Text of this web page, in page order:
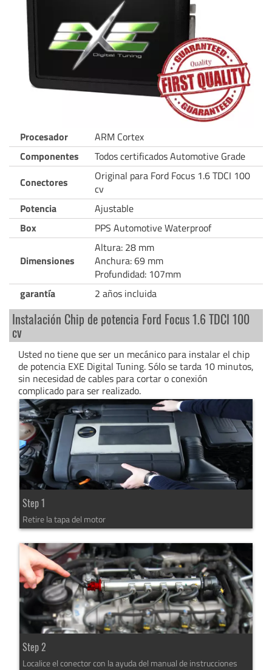
Procesador
ARM Cortex
Componentes
Todos certificados Automotive Grade
Conectores
Original para Ford Focus 1.6 TDCI 100
cv
Potencia
Ajustable
Box
PPS Automotive Waterproof
Dimensiones
Altura: 28 mm
Anchura: 69 mm
Profundidad: 107mm
garantía
2 años incluida
Instalación Chip de potencia Ford Focus 1.6 TDCI 100
cv
Usted no tiene que ser un mecánico para instalar el chip
de potencia EXE Digital Tuning. Sólo se tarda 10 minutos,
sin necesidad de cables para cortar o conexión
complicado para ser realizado.
Step 1
Retire la tapa del motor
Step 2
Localice el conector con la ayuda del manual de instrucciones